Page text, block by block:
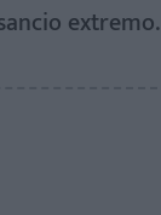
extremo.